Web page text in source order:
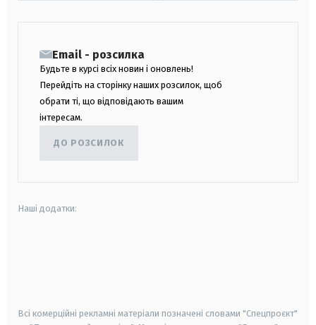
Email - розсилка
Будьте в курсі всіх новин і оновлень!
Перейдіть на сторінку наших розсилок, щоб
обрати ті, що відповідають вашим
інтересам.
ДО РОЗСИЛОК
Наші додатки:
Всі комерційні рекламні матеріали позначені словами "Спецпроєкт"